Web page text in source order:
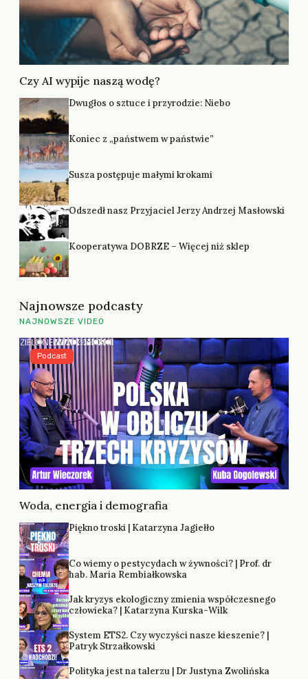
Czy AI wypije naszą wodę?
Dwugłos o sztuce i przyrodzie: Niebo
Koniec z „państwem w państwie”
Susza postępuje małymi krokami
Odszedł nasz Przyjaciel Jerzy Andrzej Masłowski
Kooperatywa DOBRZE – Więcej niż sklep
Najnowsze podcasty
NAJNOWSZE VIDEO
Woda, energia i demografia
Podcast
Piękno troski | Katarzyna Jagiełło
Co wiemy o pestycydach w żywności? | Prof. dr
hab. Maria Rembiałkowska
Jak kryzys ekologiczny zmienia współczesnego
człowieka? | Katarzyna Kurska-Wilk
System ETS2. Czy wyczyści nasze kieszenie? |
Patryk Strzałkowski
Polityka jest na talerzu | Dr Justyna Zwolińska